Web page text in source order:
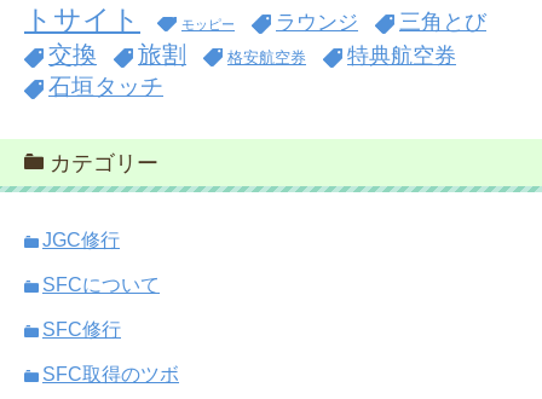
トサイト
モッピー ラウンジ 三角とび
交換 旅割 格安航空券 特典航空券
石垣タッチ
カテゴリー
JGC修行
SFCについて
SFC修行
SFC取得のツボ